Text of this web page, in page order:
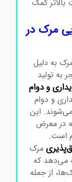
کمک
مرک در
به دلیل
تولید
و دوام
و دوام
این
معرض
مواد
مرک
که
از جمله